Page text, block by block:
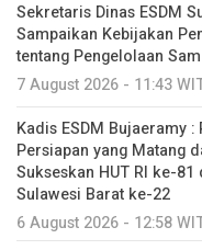
Sekretaris Dinas ESDM
Sampaikan Kebijakan
tentang Pengelolaan
7 August 2026 - 11:43
Kadis ESDM Bujaeramy :
Persiapan yang Matang
Sukseskan HUT RI ke-
Sulawesi Barat ke-22
6 August 2026 - 12:58